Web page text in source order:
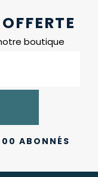
boutique
ABONNÉS